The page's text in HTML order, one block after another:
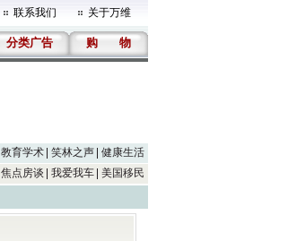
联系我们 关于万维
分类广告 购 物
教育学术 笑林之声
健康生活
焦点房谈 我爱我车 美国移民